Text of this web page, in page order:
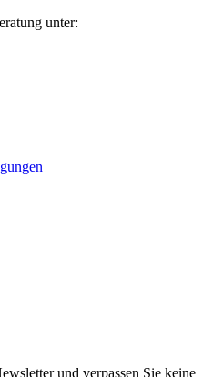
unter:
und verpassen Sie keine